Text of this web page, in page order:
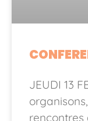
JEUDI 13
rencontres